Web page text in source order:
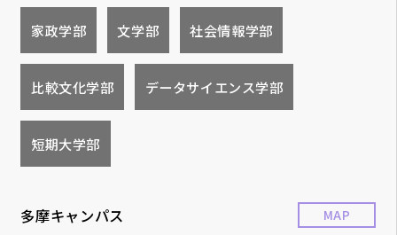
家政学部 文学部 社会情報学部
比較文化学部 データサイエンス学部
短期大学部
多摩キャンパス MAP